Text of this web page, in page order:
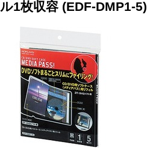
ル1枚収容 (EDF-DMP1-5)